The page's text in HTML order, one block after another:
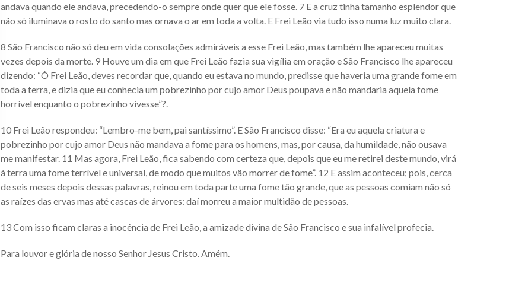
andava quando ele andava, precedendo-o sempre onde quer que ele fosse. 7 E a cruz tinha tamanho esplendor que
não só iluminava o rosto do santo mas ornava o ar em toda a volta. E Frei Leão via tudo isso numa luz muito clara.
8 São Francisco não só deu em vida consolações admiráveis a esse Frei Leão, mas também lhe apareceu muitas
vezes depois da morte. 9 Houve um dia em que Frei Leão fazia sua vigília em oração e São Francisco lhe apareceu
dizendo: “Ó Frei Leão, deves recordar que, quando eu estava no mundo, predisse que haveria uma grande fome em
toda a terra, e dizia que eu conhecia um pobrezinho por cujo amor Deus poupava e não mandaria aquela fome
horrível enquanto o pobrezinho vivesse”?.
10 Frei Leão respondeu: “Lembro-me bem, pai santíssimo”. E São Francisco disse: “Era eu aquela criatura e
pobrezinho por cujo amor Deus não mandava a fome para os homens, mas, por causa, da humildade, não ousava
me manifestar. 11 Mas agora, Frei Leão, fica sabendo com certeza que, depois que eu me retirei deste mundo, virá
à terra uma fome terrível e universal, de modo que muitos vão morrer de fome”. 12 E assim aconteceu; pois, cerca
de seis meses depois dessas palavras, reinou em toda parte uma fome tão grande, que as pessoas comiam não só
as raízes das ervas mas até cascas de árvores: daí morreu a maior multidão de pessoas.
13 Com isso ficam claras a inocência de Frei Leão, a amizade divina de São Francisco e sua infalível profecia.
Para louvor e glória de nosso Senhor Jesus Cristo. Amém.